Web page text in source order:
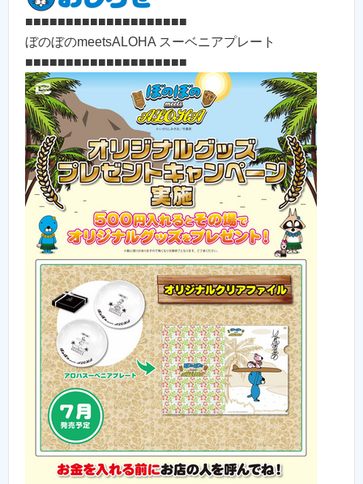
■■■■■■■■■■■■■■■■■■■■
ぼのぼのmeetsALOHA スーベニアプレート
■■■■■■■■■■■■■■■■■■■■